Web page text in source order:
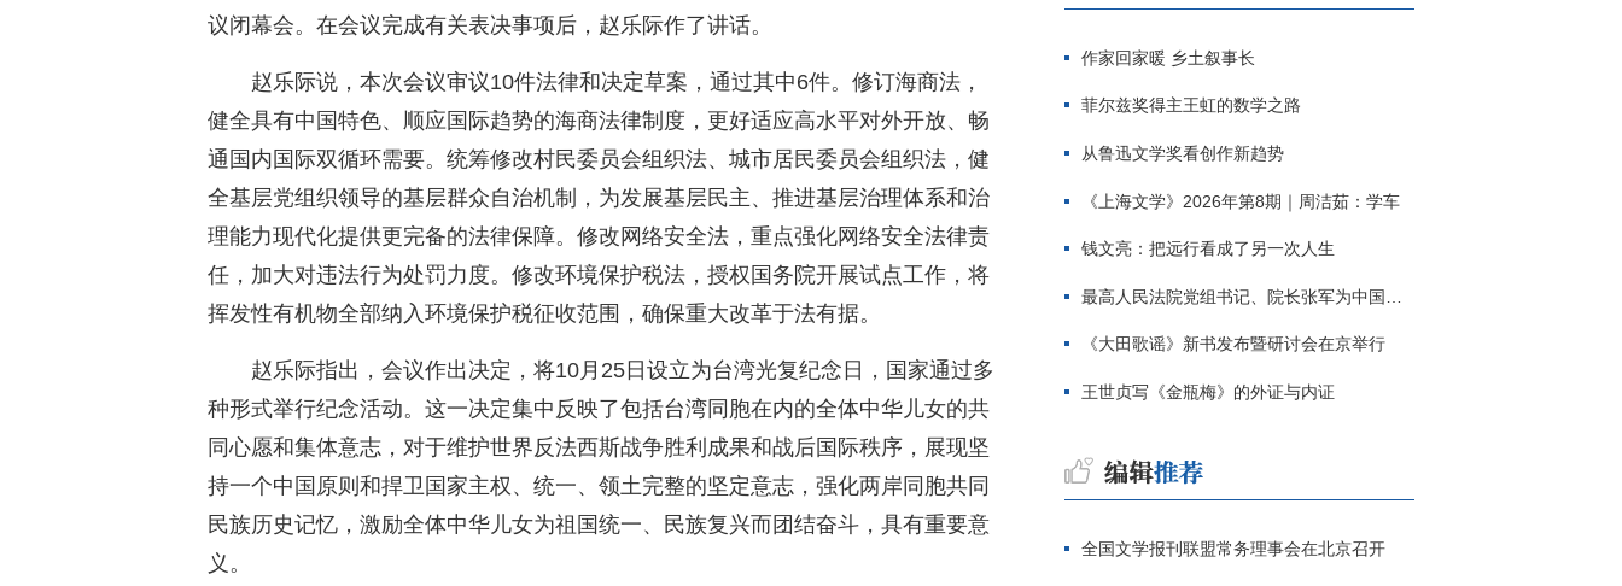
议闭幕会。在会议完成有关表决事项后，赵乐际作了讲话。
赵乐际说，本次会议审议10件法律和决定草案，通过其中6件。修订海商法，
健全具有中国特色、顺应国际趋势的海商法律制度，更好适应高水平对外开放、畅
通国内国际双循环需要。统筹修改村民委员会组织法、城市居民委员会组织法，健
全基层党组织领导的基层群众自治机制，为发展基层民主、推进基层治理体系和治
理能力现代化提供更完备的法律保障。修改网络安全法，重点强化网络安全法律责
任，加大对违法行为处罚力度。修改环境保护税法，授权国务院开展试点工作，将
挥发性有机物全部纳入环境保护税征收范围，确保重大改革于法有据。
赵乐际指出，会议作出决定，将10月25日设立为台湾光复纪念日，国家通过多
种形式举行纪念活动。这一决定集中反映了包括台湾同胞在内的全体中华儿女的共
同心愿和集体意志，对于维护世界反法西斯战争胜利成果和战后国际秩序，展现坚
持一个中国原则和捍卫国家主权、统一、领土完整的坚定意志，强化两岸同胞共同
民族历史记忆，激励全体中华儿女为祖国统一、民族复兴而团结奋斗，具有重要意
义。
作家回家暖 乡土叙事长
菲尔兹奖得主王虹的数学之路
从鲁迅文学奖看创作新趋势
《上海文学》2026年第8期｜周洁茹：学车
钱文亮：把远行看成了另一次人生
最高人民法院党组书记、院长张军为中国作协干部大讲堂授课
《大田歌谣》新书发布暨研讨会在京举行
王世贞写《金瓶梅》的外证与内证
全国文学报刊联盟常务理事会在北京召开